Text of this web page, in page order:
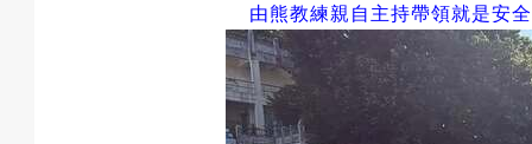
由熊教練親自主持帶領就是安